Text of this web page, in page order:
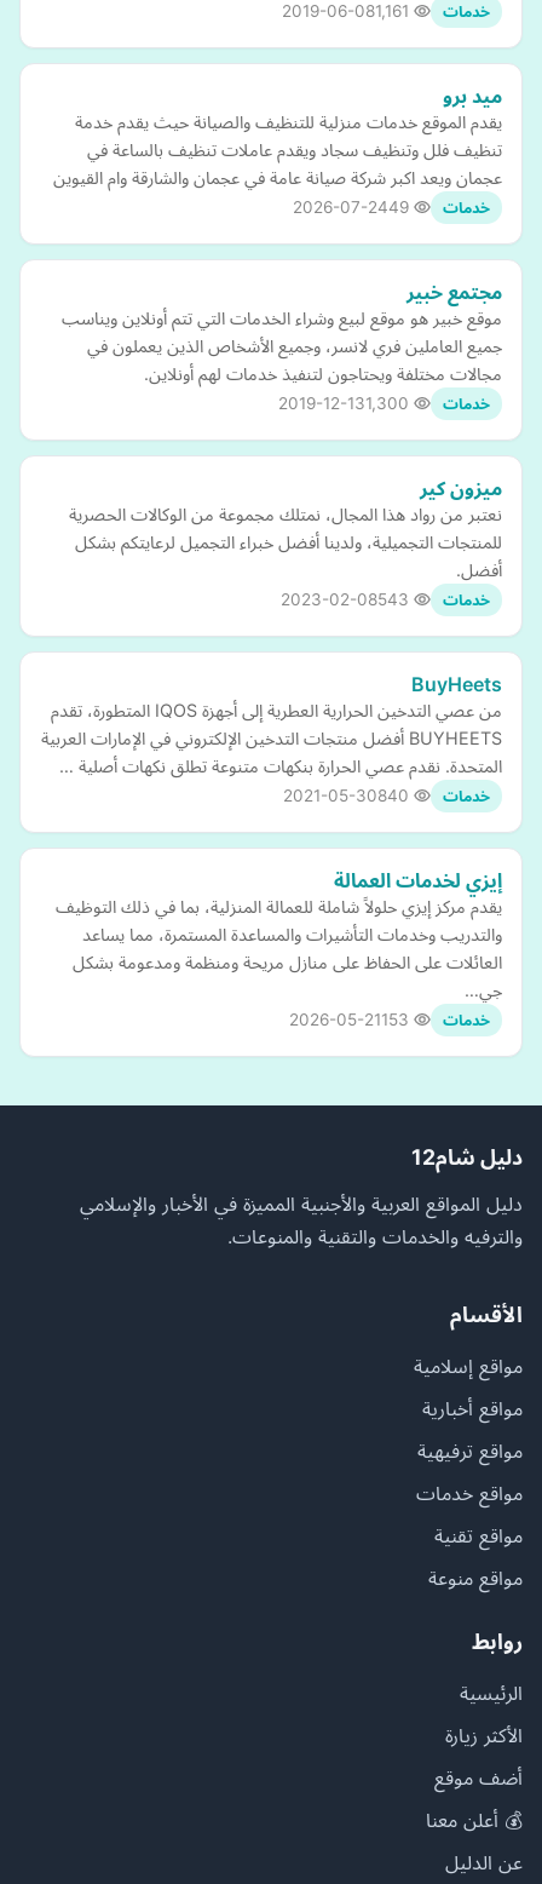
خدمات 2019-06-08
ميد برو
يقدم الموقع خدمات منزلية للتنظيف والصيانة حيث يقدم خدمة
تنظيف فلل وتنظيف سجاد ويقدم عاملات تنظيف بالساعة في
عجمان ويعد اكبر شركة صيانة عامة في عجمان والشارقة وام القيوين
خدمات 2026-07-24
مجتمع خبير
موقع خبير هو موقع لبيع وشراء الخدمات التي تتم أونلاين ويناسب
جميع العاملين فري لانسر، وجميع الأشخاص الذين يعملون في
مجالات مختلفة ويحتاجون لتنفيذ خدمات لهم أونلاين.
خدمات 2019-12-13
ميزون كير
نعتبر من رواد هذا المجال، نمتلك مجموعة من الوكالات الحصرية
للمنتجات التجميلية، ولدينا أفضل خبراء التجميل لرعايتكم بشكل
أفضل.
خدمات 2023-02-08
BuyHeets
من عصي التدخين الحرارية العطرية إلى أجهزة IQOS المتطورة، تقدم
BUYHEETS أفضل منتجات التدخين الإلكتروني في الإمارات العربية
المتحدة. نقدم عصي الحرارة بنكهات متنوعة تطلق نكهات أصلية …
خدمات 2021-05-30
إيزي لخدمات العمالة
يقدم مركز إيزي حلولاً شاملة للعمالة المنزلية، بما في ذلك التوظيف
والتدريب وخدمات التأشيرات والمساعدة المستمرة، مما يساعد
العائلات على الحفاظ على منازل مريحة ومنظمة ومدعومة بشكل
جي…
خدمات 2026-05-21
دليل شام12
دليل المواقع العربية والأجنبية المميزة في الأخبار والإسلامي
والترفيه والخدمات والتقنية والمنوعات.
الأقسام
مواقع إسلامية
مواقع أخبارية
مواقع ترفيهية
مواقع خدمات
مواقع تقنية
مواقع منوعة
روابط
الرئيسية
الأكثر زيارة
أضف موقع
💰 أعلن معنا
عن الدليل